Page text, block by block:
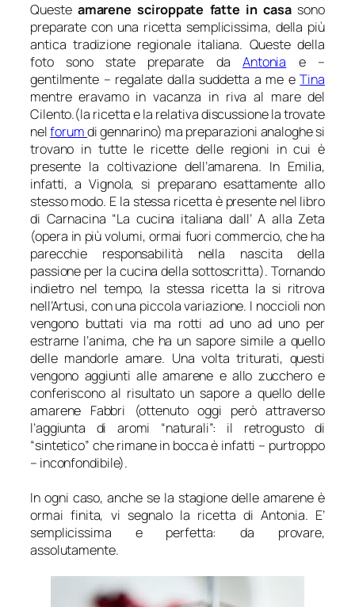
Queste amarene sciroppate fatte in casa sono
preparate con una ricetta semplicissima, della più
antica tradizione regionale italiana. Queste della
foto sono state preparate da Antonia e –
gentilmente – regalate dalla suddetta a me eTina
mentre eravamo in vacanza in riva al mare del
Cilento.(la ricetta e la relativa discussione la trovate
nelforumdi gennarino) ma preparazioni analoghe si
trovano in tutte le ricette delle regioni in cui è
presente la coltivazione dell’amarena. In Emilia,
infatti, a Vignola, si preparano esattamente allo
stesso modo. E la stessa ricetta è presente nel libro
di Carnacina “La cucina italiana dall’ A alla Zeta
(opera in più volumi, ormai fuori commercio, che ha
parecchie responsabilità nella nascita della
passione per la cucina della sottoscritta). Tornando
indietro nel tempo, la stessa ricetta la si ritrova
nell’Artusi, con una piccola variazione. I noccioli non
vengono buttati via ma rotti ad uno ad uno per
estrarne l’anima, che ha un sapore simile a quello
delle mandorle amare. Una volta triturati, questi
vengono aggiunti alle amarene e allo zucchero e
conferiscono al risultato un sapore a quello delle
amarene Fabbri (ottenuto oggi però attraverso
l’aggiunta di aromi “naturali”: il retrogusto di
“sintetico” che rimane in bocca è infatti – purtroppo
– inconfondibile).
In ogni caso, anche se la stagione delle amarene è
ormai finita, vi segnalo la ricetta di Antonia. E’
semplicissima e perfetta: da provare,
assolutamente.